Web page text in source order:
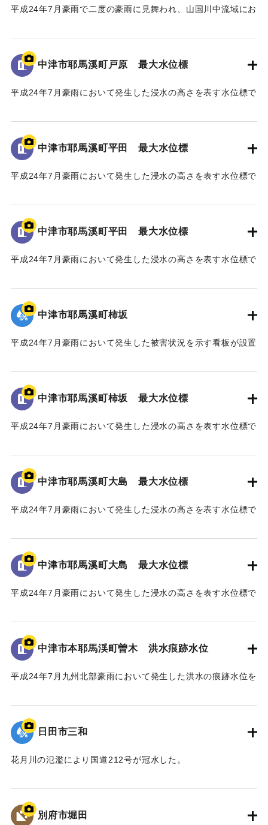
平成24年7月豪雨で二度の豪雨に見舞われ、山国川中流域にお
溪町平田地区・戸原地区で約70戸の家屋が浸水したことが記
された石碑。
山国川水害復興記念碑
び観測史上二番目となる記録的豪雨に二度も見舞われ、未曾
有の被害を受けた。
山国川中流域では、この二度の豪雨により、それぞれ約二
このため、国土交通省では「山国川床上浸水対策特別緊急
事業」を平成二十五年五月に採択し、山国川の中流部約十キ
ロ区間において、堤防整備や河道掘削などの緊急的な河川整
この間、事業の推進にあたり、地権者の皆様、地域の皆
今後、将来にわたり、山国川の美しい風景や自然の中で、
この水害の記憶が後世に引き継がれ、地域の安全・安心、水
害からの復興・発展に繋がることを心より願い、ここに銘記
平成三十年十一月
国土交通省 山国川河川事務所
「平成24年7月九州北部豪雨」により、中津市耶馬溪町平田地
区及び戸原地区では、約70戸の家屋が浸水する甚大な被害を
受けた。
河川管理者である国土交通省においても、「橋を存置して
の整備は、流下阻害の大きなリスクを伴うことから、新橋へ
の架替が望ましい」との考えであった。
な構成要素であり、下流の耶馬溪橋、羅漢寺橋とともに「耶
馬3橋」として全国的にも文化財的価値の高い構造物であるこ
とから、馬溪橋の架替については、文化庁の文化審議会、中
水対策については地域合意が前提」として、治水や文化財等
の学識者を交えた「山国川治水対策検討委員会」を設置し、
平成27年1月から平成28年3月にわたり、架替を含む複数の治
最終的に、「馬溪橋を存置して、河道掘削と川幅拡幅、堤
防整備を行う」治水対策案を、模型実験により地元住民と確
認し合意を経て、整備方針として決定した。
中津市耶馬溪町戸原 最大水位標
平成24年7月豪雨において発生した浸水の高さを表す水位標で
地面から70cmの位置に水位が示されている。
｜固有コード: 09922072
中津市耶馬溪町平田 最大水位標
平成24年7月豪雨において発生した浸水の高さを表す水位標で
地面から160cmの位置に水位が示されている。
｜固有コード: 09922071
中津市耶馬溪町平田 最大水位標
平成24年7月豪雨において発生した浸水の高さを表す水位標で
地面から105cmの位置に水位が示されている。
｜固有コード: 09922070
中津市耶馬溪町柿坂
平成24年7月豪雨において発生した被害状況を示す看板が設置
｜固有コード:
中津市耶馬溪町柿坂 最大水位標
平成24年7月豪雨において発生した浸水の高さを表す水位標で
地面から160cmの位置に水位が示されている。
｜固有コード: 09922068
中津市耶馬溪町大島 最大水位標
平成24年7月豪雨において発生した浸水の高さを表す水位標で
地面から85cmの位置に水位が示されている。
｜固有コード: 09922067
中津市耶馬溪町大島 最大水位標
平成24年7月豪雨において発生した浸水の高さを表す水位標で
地面から0.9メートルの位置に水位が示されている。
｜固有コード: 09922066
中津市本耶馬渓町曽木 洪水痕跡水位
平成24年7月九州北部豪雨において発生した洪水の痕跡水位を
青の禅海橋のたもとに設置してある。
｜固有コード: 09922065
日田市三和
花月川の氾濫により国道212号が冠水した。
｜固有コード:09922063
別府市堀田